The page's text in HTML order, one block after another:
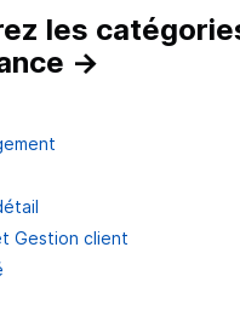
les
→
Gestion client